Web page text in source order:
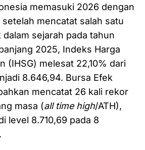
memasuki 2026 dengan
mencatat salah satu
sejarah pada tahun
2025, Indeks Harga
(IHSG) melesat 22,10% dari
8.646,94. Bursa Efek
mencatat 26 kali rekor
masa (all time high/ATH),
level 8.710,69 pada 8